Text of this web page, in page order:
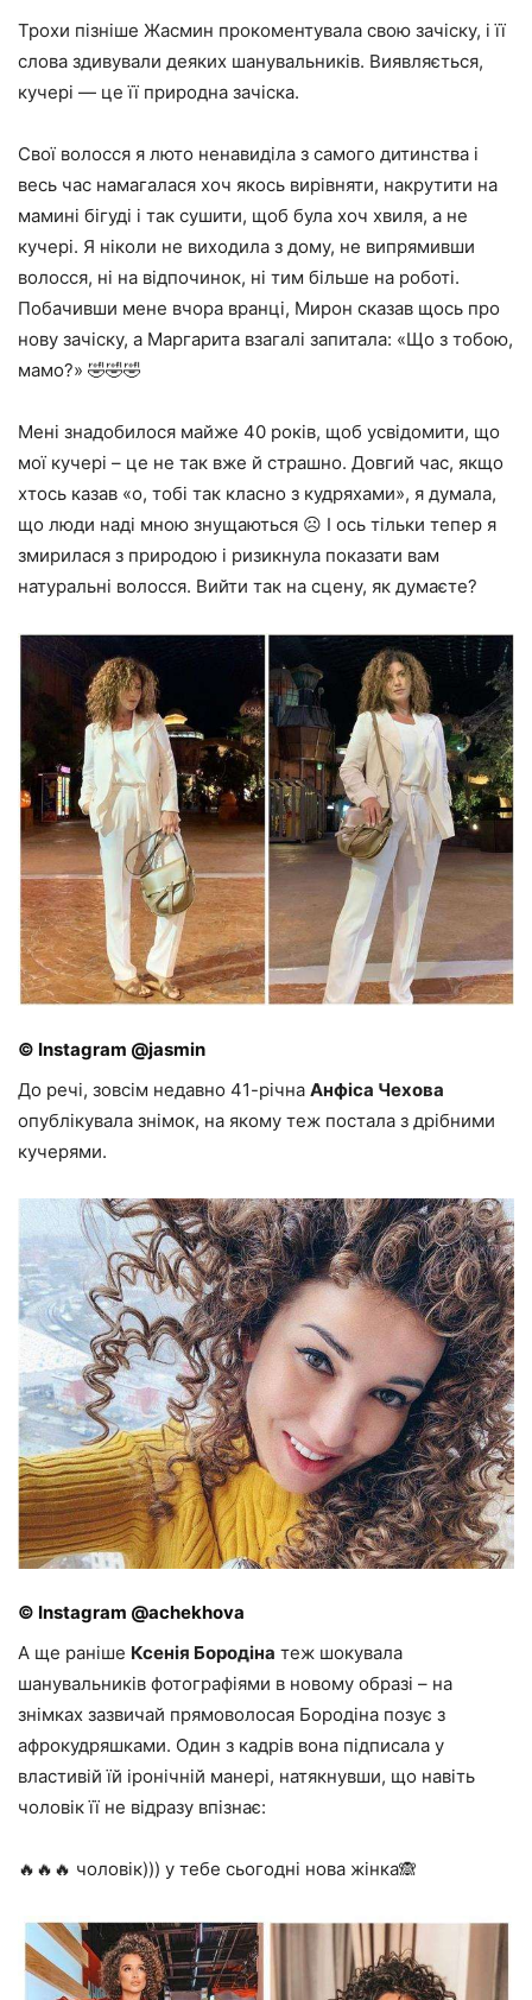
Трохи пізніше Жасмин прокоментувала свою зачіску, і її
слова здивували деяких шанувальників. Виявляється,
кучері — це її природна зачіска.
Свої волосся я люто ненавиділа з самого дитинства і
весь час намагалася хоч якось вирівняти, накрутити на
мамині бігуді і так сушити, щоб була хоч хвиля, а не
кучері. Я ніколи не виходила з дому, не випрямивши
волосся, ні на відпочинок, ні тим більше на роботі.
Побачивши мене вчора вранці, Мирон сказав щось про
нову зачіску, а Маргарита взагалі запитала: «Що з тобою,
мамо?» 🤣🤣🤣
Мені знадобилося майже 40 років, щоб усвідомити, що
мої кучері – це не так вже й страшно. Довгий час, якщо
хтось казав «о, тобі так класно з кудряхами», я думала,
що люди наді мною знущаються ☹️ І ось тільки тепер я
змирилася з природою і ризикнула показати вам
натуральні волосся. Вийти так на сцену, як думаєте?
© Instagram @jasmin
До речі, зовсім недавно 41-річна Анфіса Чехова
опублікувала знімок, на якому теж постала з дрібними
кучерями.
© Instagram @achekhova
А ще раніше Ксенія Бородіна теж шокувала
шанувальників фотографіями в новому образі – на
знімках зазвичай прямоволосая Бородіна позує з
афрокудряшками. Один з кадрів вона підписала у
властивій їй іронічній манері, натякнувши, що навіть
чоловік її не відразу впізнає:
🔥🔥🔥 чоловік))) у тебе сьогодні нова жінка🙈